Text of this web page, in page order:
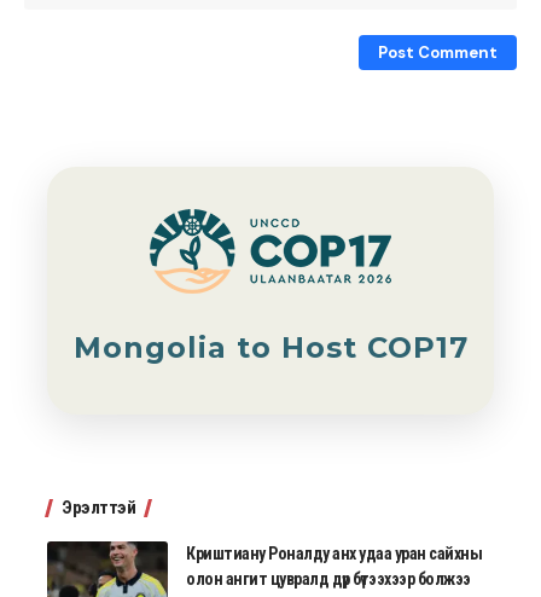
Mongolia to Host COP17
Эрэлттэй
Криштиану Роналду анх удаа уран сайхны
олон ангит цувралд дүр бүтээхээр болжээ